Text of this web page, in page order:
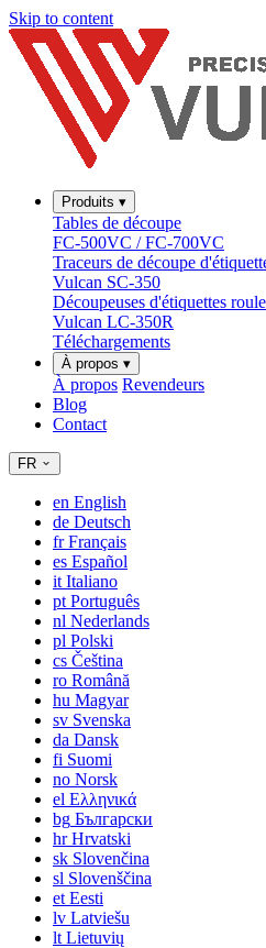
Skip to content
Produits ▾
Tables de découpe
FC-500VC / FC-700VC
Traceurs de découpe
Vulcan SC-350
Découpeuses d'étiquettes
Vulcan LC-350R
Téléchargements
À propos ▾
À propos Revendeurs
Blog
Contact
FR
en English
de Deutsch
frFrançais
es Español
it Italiano
pt Português
nl Nederlands
pl Polski
cs Čeština
ro Română
hu Magyar
sv Svenska
da Dansk
fi Suomi
no Norsk
el Ελληνικά
bg Български
hrHrvatski
sk Slovenčina
sl Slovenščina
et Eesti
lv Latviešu
lt Lietuvių